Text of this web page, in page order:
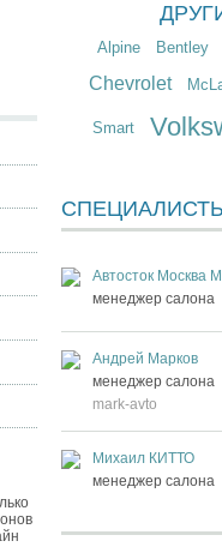
Alpine Bentley
Chevrolet
Smart
Автосток Москва
менеджер салона
Андрей Марков
менеджер салона
mark-avto
Михаил КИТТО
менеджер салона